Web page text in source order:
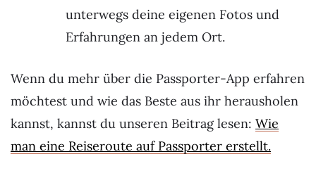
unterwegs deine eigenen Fotos und
Erfahrungen an jedem Ort.
Wenn du mehr über die Passporter-App erfahren
möchtest und wie das Beste aus ihr herausholen
kannst, kannst du unseren Beitrag lesen: Wie
man eine Reiseroute auf Passporter erstellt.